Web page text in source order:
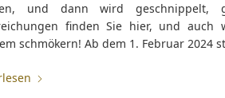
und dann wird geschnippelt,
finden Sie hier, und auch
schmökern! Ab dem 1. Februar 2024